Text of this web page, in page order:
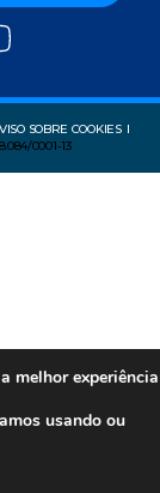
SOBRE COOKIES
0001-13
melhor experiência
usando ou